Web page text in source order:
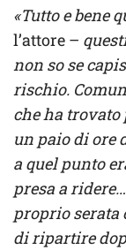
«Tutto e bene
l’attore –
non so se
rischio.
che ha
un paio di ore
a quel punto
presa a
proprio serata
di ripartire